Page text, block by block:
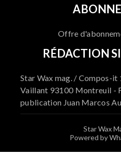
Offre
RÉDACTION
Star Wax mag. / Compos-it
Vaillant 93100 Montreuil -
publication Juan Marcos
Star Wax
Powered by